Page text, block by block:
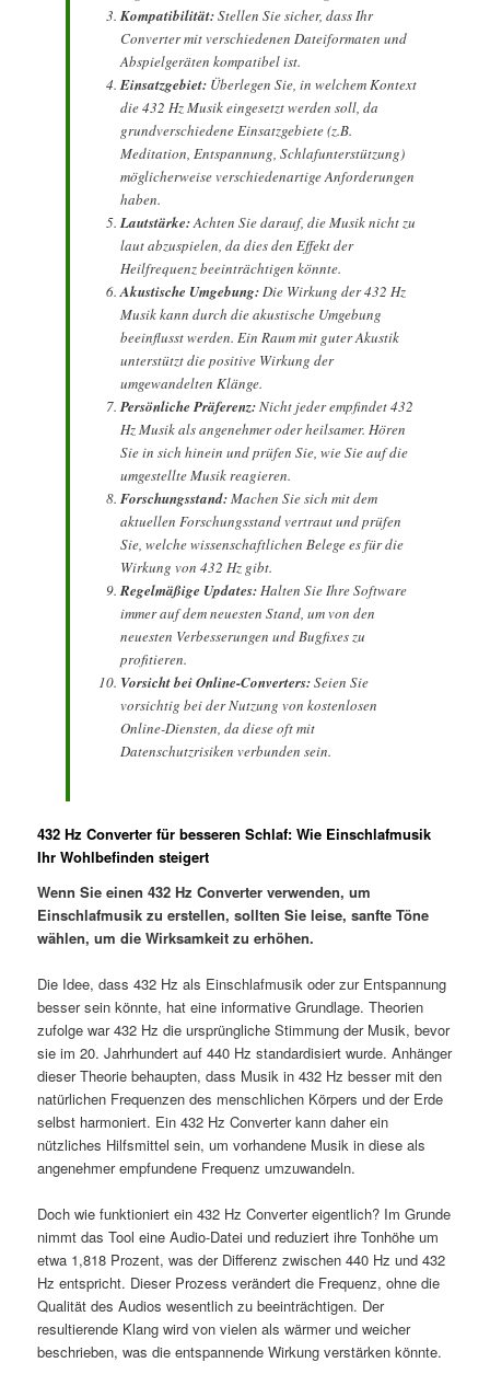
Kompatibilität:Stellen Sie sicher, dass Ihr
Converter mit verschiedenen Dateiformaten und
Abspielgeräten kompatibel ist.
Einsatzgebiet:Überlegen Sie, in welchem Kontext
die 432 Hz Musik eingesetzt werden soll, da
grundverschiedene Einsatzgebiete (z.B.
Meditation, Entspannung, Schlafunterstützung)
möglicherweise verschiedenartige Anforderungen
haben.
Lautstärke:Achten Sie darauf, die Musik nicht zu
laut abzuspielen, da dies den Effekt der
Heilfrequenz beeinträchtigen könnte.
Akustische Umgebung:Die Wirkung der 432 Hz
Musik kann durch die akustische Umgebung
beeinflusst werden. Ein Raum mit guter Akustik
unterstützt die positive Wirkung der
umgewandelten Klänge.
Persönliche Präferenz:Nicht jeder empfindet 432
Hz Musik als angenehmer oder heilsamer. Hören
Sie in sich hinein und prüfen Sie, wie Sie auf die
umgestellte Musik reagieren.
Forschungsstand:Machen Sie sich mit dem
aktuellen Forschungsstand vertraut und prüfen
Sie, welche wissenschaftlichen Belege es für die
Wirkung von 432 Hz gibt.
Regelmäßige Updates:Halten Sie Ihre Software
immer auf dem neuesten Stand, um von den
neuesten Verbesserungen und Bugfixes zu
profitieren.
Vorsicht bei Online-Converters:Seien Sie
vorsichtig bei der Nutzung von kostenlosen
Online-Diensten, da diese oft mit
Datenschutzrisiken verbunden sein.
432 Hz Converter für besseren Schlaf: Wie Einschlafmusik
Ihr Wohlbefinden steigert
Wenn Sie einen 432 Hz Converter verwenden, um
Einschlafmusik zu erstellen, sollten Sie leise, sanfte Töne
wählen, um die Wirksamkeit zu erhöhen.
Die Idee, dass 432 Hz als Einschlafmusik oder zur Entspannung
besser sein könnte, hat eine informative Grundlage. Theorien
zufolge war 432 Hz die ursprüngliche Stimmung der Musik, bevor
sie im 20. Jahrhundert auf 440 Hz standardisiert wurde. Anhänger
dieser Theorie behaupten, dass Musik in 432 Hz besser mit den
natürlichen Frequenzen des menschlichen Körpers und der Erde
selbst harmoniert. Ein 432 Hz Converter kann daher ein
nützliches Hilfsmittel sein, um vorhandene Musik in diese als
angenehmer empfundene Frequenz umzuwandeln.
Doch wie funktioniert ein 432 Hz Converter eigentlich? Im Grunde
nimmt das Tool eine Audio-Datei und reduziert ihre Tonhöhe um
etwa 1,818 Prozent, was der Differenz zwischen 440 Hz und 432
Hz entspricht. Dieser Prozess verändert die Frequenz, ohne die
Qualität des Audios wesentlich zu beeinträchtigen. Der
resultierende Klang wird von vielen als wärmer und weicher
beschrieben, was die entspannende Wirkung verstärken könnte.